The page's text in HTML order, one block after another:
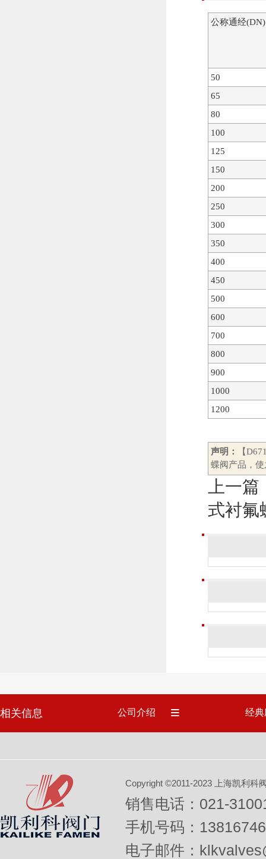
公称通经(DN)
50
65
80
100
125
150
200
250
300
350
400
450
500
600
700
800
900
1000
1200
声明：
【
蝶阀产品，
上一篇
式衬氟
相关信息 公司介绍 经
Copyright ©2011-2023 上海凯利科
销售电话：021-
手机号码：
电子邮件：